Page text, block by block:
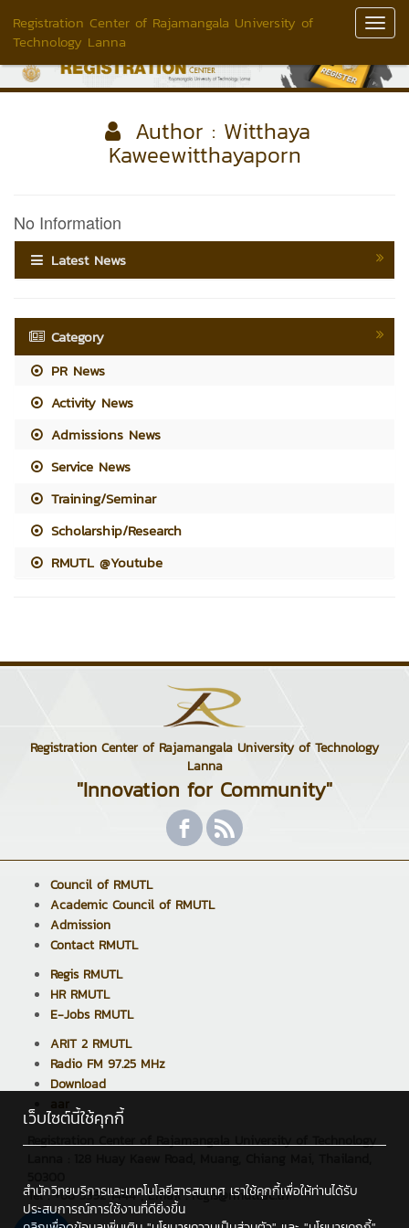
Registration Center of Rajamangala University of
Technology Lanna
Author : Witthaya
Kaweewitthayaporn
No Information
Latest News
Category
PR News
Activity News
Admissions News
Service News
Training/Seminar
Scholarship/Research
RMUTL @Youtube
Registration Center of Rajamangala University of Technology
Lanna
"Innovation for Community"
Council of RMUTL
Academic Council of RMUTL
Admission
Contact RMUTL
Regis RMUTL
HR RMUTL
E-Jobs RMUTL
ARIT 2 RMUTL
Radio FM 97.25 MHz
Download
aar
Registration Center of Rajamangala University of Technology
Tel : +66 5392 1444 , Email : regis@rmutl.ac.th
เว็บไซต์นี้ใช้คุกกี้
สำนักวิทยบริการและเทคโนโลยีสารสนเทศ เราใช้คุกกี้เพื่อให้ท่านได้รับ
ประสบการณ์การใช้งานที่ดียิ่งขึ้น